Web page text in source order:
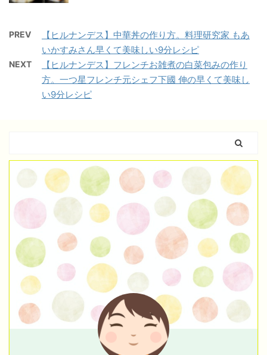
PREV
【ヒルナンデス】中華丼の作り方。料理研究家 もあ
いかすみさん早くて美味しい9分レシピ
NEXT
【ヒルナンデス】フレンチお雑煮の白菜包みの作り
方。一つ星フレンチ元シェフ下國 伸の早くて美味し
い9分レシピ